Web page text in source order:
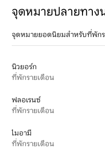
จุดหมายปลายทาง
จุดหมายยอดนิยมสำหรับที่พักร
นิวยอร์ก
ที่พักรายเดือน
ฟลอเรนซ์
ที่พักรายเดือน
ไมอามี
ที่พักรายเดือน